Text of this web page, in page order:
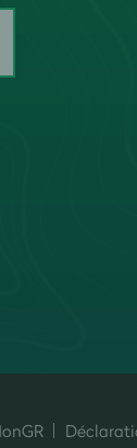
vos